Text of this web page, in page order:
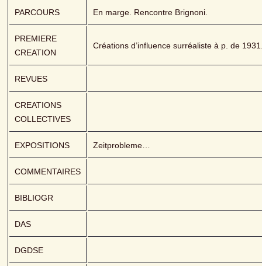
PARCOURS En marge. Rencontre Brignoni.
PREMIERE
CREATION
Créations d’influence surréaliste à p. de
REVUES
CREATIONS
COLLECTIVES
EXPOSITIONS Zeitprobleme…
COMMENTAIRES
BIBLIOGR
DAS
DGDSE